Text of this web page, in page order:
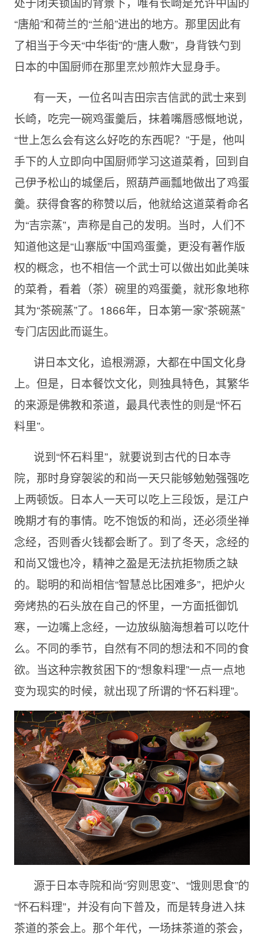
“唐船”和荷兰的“兰船”进出的地方。那里因此有
了相当于今天“中华街”的“唐人敷”，身背铁勺到
日本的中国厨师在那里烹炒煎炸大显身手。
有一天，一位名叫吉田宗吉信武的武士来到
长崎，吃完一碗鸡蛋羹后，抹着嘴唇感慨地说，
“世上怎么会有这么好吃的东西呢？”于是，他叫
手下的人立即向中国厨师学习这道菜肴，回到自
己伊予松山的城堡后，照葫芦画瓢地做出了鸡蛋
羹。获得食客的称赞以后，他就给这道菜肴命名
为“吉宗蒸”，声称是自己的发明。当时，人们不
知道他这是“山寨版”中国鸡蛋羹，更没有著作版
权的概念，也不相信一个武士可以做出如此美味
的菜肴，看着（茶）碗里的鸡蛋羹，就形象地称
其为“茶碗蒸”了。1866年，日本第一家“茶碗蒸”
专门店因此而诞生。
讲日本文化，追根溯源，大都在中国文化身
上。但是，日本餐饮文化，则独具特色，其繁华
的来源是佛教和茶道，最具代表性的则是“怀石
料里”。
说到“怀石料里”，就要说到古代的日本寺
院，那时身穿袈裟的和尚一天只能够勉勉强强吃
上两顿饭。日本人一天可以吃上三段饭，是江户
晚期才有的事情。吃不饱饭的和尚，还必须坐禅
念经，否则香火钱都会断了。到了冬天，念经的
和尚又饿也冷，精神之盈是无法抗拒物质之缺
的。聪明的和尚相信“智慧总比困难多”，把炉火
旁烤热的石头放在自己的怀里，一方面抵御饥
寒，一边嘴上念经，一边放纵脑海想着可以吃什
么。不同的季节，自然有不同的想法和不同的食
欲。当这种宗教贫困下的“想象料理”一点一点地
变为现实的时候，就出现了所谓的“怀石料理”。
源于日本寺院和尚“穷则思变”、“饿则思食”的
“怀石料理”，并没有向下普及，而是转身进入抹
茶道的茶会上。那个年代，一场抹茶道的茶会，